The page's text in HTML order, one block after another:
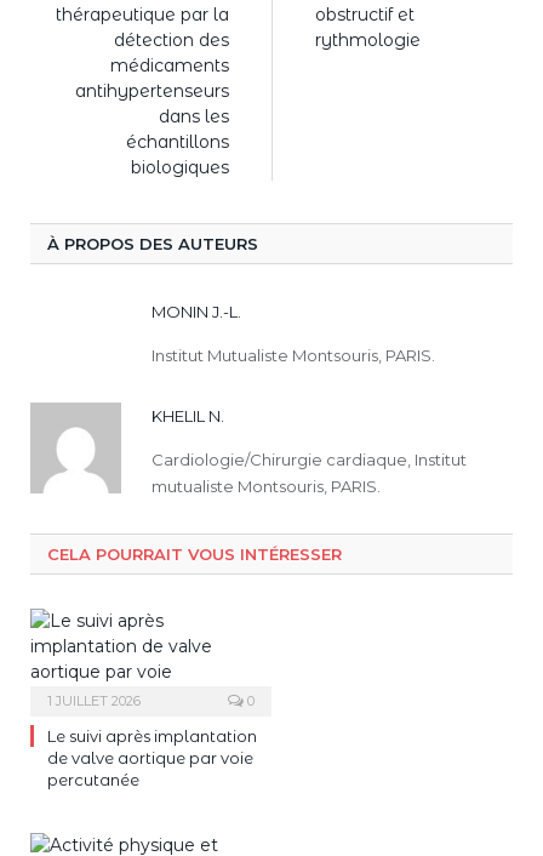
thérapeutique par la
détection des
médicaments
antihypertenseurs
dans les
échantillons
biologiques
obstructif et
rythmologie
À PROPOS DES AUTEURS
MONIN J.-L.
Institut Mutualiste Montsouris, PARIS.
KHELIL N.
Cardiologie/Chirurgie cardiaque, Institut
mutualiste Montsouris, PARIS.
CELA POURRAIT VOUS INTÉRESSER
1 JUILLET 2026 0
Le suivi après implantation
de valve aortique par voie
percutanée